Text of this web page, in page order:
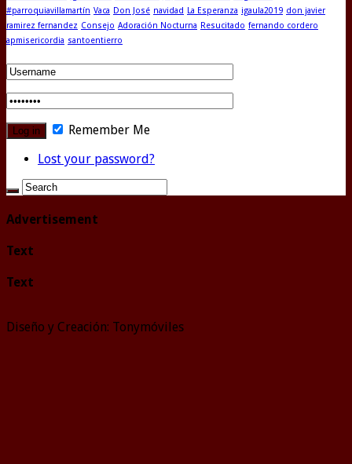
#parroquiavillamartín Vaca Don José navidad La Esperanza igaula2019 don javier
ramirez fernandez Consejo Adoración Nocturna Resucitado fernando cordero
apmisericordia santoentierro
Remember Me
Lost your password?
Advertisement
Text
Text
Diseño y Creación: Tonymóviles